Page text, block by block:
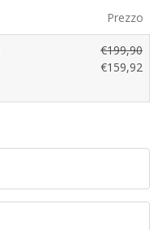
Prezzo
€199,90
€159,92